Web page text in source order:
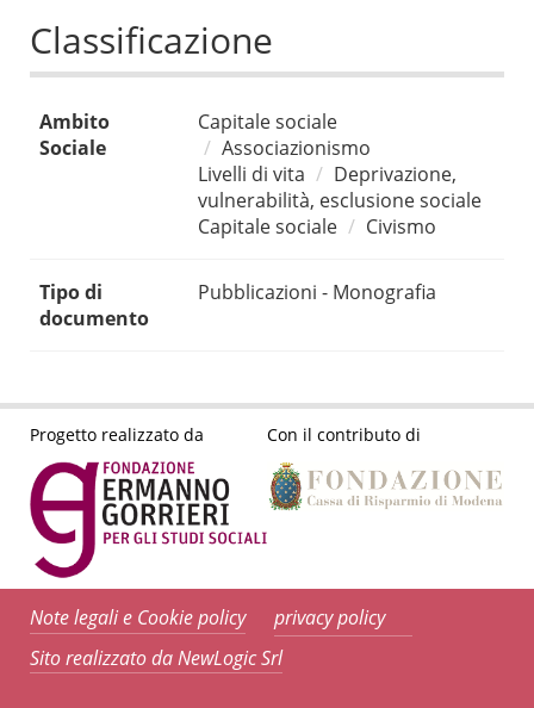
Classificazione
Ambito
Sociale
Capitale sociale
Associazionismo
Livelli di vita
Deprivazione,
vulnerabilità, esclusione sociale
Capitale sociale
Civismo
Tipo di
documento
Pubblicazioni - Monografia
Progetto realizzato da Con il contributo di
Note legali e Cookie policy
privacy policy
Sito realizzato da NewLogic Srl